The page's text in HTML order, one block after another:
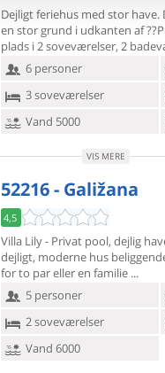
Dejligt feriehus med stor
en stor grund i udkanten af
plads i 2 soveværelser, 2
6 personer
3 soveværelser
Vand 5000
VIS MERE
52216 - Galižana
4,5
Villa Lily - Privat pool, dejlig
dejligt, moderne hus
for to par eller en familie
5 personer
2 soveværelser
Vand 6000